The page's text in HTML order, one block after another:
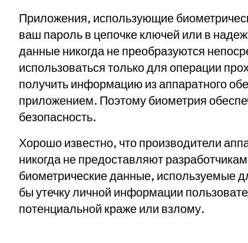
Приложения, использующие
ваш пароль в цепочке ключей или в
данные никогда не преобразуются
использоваться только для операции
получить информацию из аппаратного
приложением. Поэтому биометрия
безопасность.
Хорошо известно, что производители
никогда не предоставляют
биометрические данные, используемые
бы утечку личной информации
потенциальной краже или взлому.